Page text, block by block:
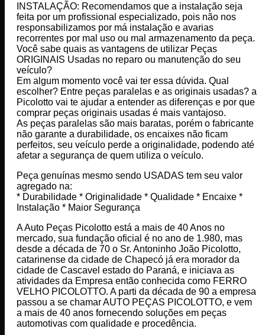
INSTALAÇÃO: Recomendamos que a instalação seja
feita por um profissional especializado, pois não nos
responsabilizamos por má instalação e avarias
recorrentes por mal uso ou mal armazenamento da peça.
Você sabe quais as vantagens de utilizar Peças
ORIGINAIS Usadas no reparo ou manutenção do seu
veículo?
Em algum momento você vai ter essa dúvida. Qual
escolher? Entre peças paralelas e as originais usadas? a
Picolotto vai te ajudar a entender as diferenças e por que
comprar peças originais usadas é mais vantajoso.
As peças paralelas são mais baratas, porém o fabricante
não garante a durabilidade, os encaixes não ficam
perfeitos, seu veículo perde a originalidade, podendo até
afetar a segurança de quem utiliza o veículo.
Peça genuínas mesmo sendo USADAS tem seu valor
agregado na:
* Durabilidade * Originalidade * Qualidade * Encaixe *
Instalação * Maior Segurança
A Auto Peças Picolotto está a mais de 40 Anos no
mercado, sua fundação oficial é no ano de 1.980, mas
desde a década de 70 o Sr. Antoninho João Picolotto,
catarinense da cidade de Chapecó já era morador da
cidade de Cascavel estado do Paraná, e iniciava as
atividades da Empresa então conhecida como FERRO
VELHO PICOLOTTO. A parti da década de 90 a empresa
passou a se chamar AUTO PEÇAS PICOLOTTO, e vem
a mais de 40 anos fornecendo soluções em peças
automotivas com qualidade e procedência.